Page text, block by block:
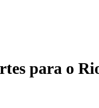
para o